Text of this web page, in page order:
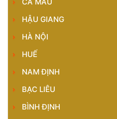
HẬU GIANG
HÀ NỘI
HUẾ
NAM ĐỊNH
BẠC LIÊU
BÌNH ĐỊNH